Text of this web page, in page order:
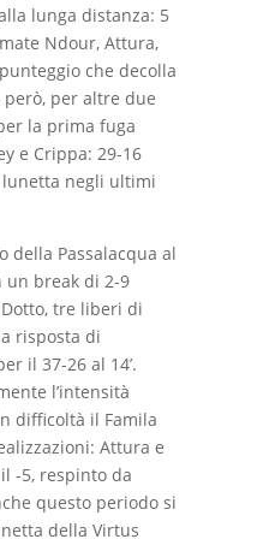
lunga distanza: 5
Ndour, Attura,
che decolla
però, per altre due
la prima fuga
e Crippa: 29-16
negli ultimi
della Passalacqua al
un break di 2-9
tre liberi di
risposta di
il 37-26 al 14’.
l’intensità
difficoltà il Famila
Attura e
-5, respinto da
questo periodo si
della Virtus